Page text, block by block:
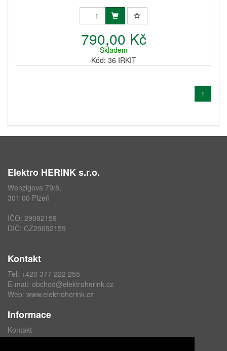
790,00 Kč
Skladem
Kód: 36 IRKIT
1
Elektro HERINK s.r.o.
Wenzigova 79/8,
301 00 Plzeň
IČO: 29092159
DIČ: CZ29092159
Kontakt
Tel: +420 377 222 255
E-mail: obchod@elektroherink.cz
Web: www.elektroherink.cz
Informace
Kontakt
O nás